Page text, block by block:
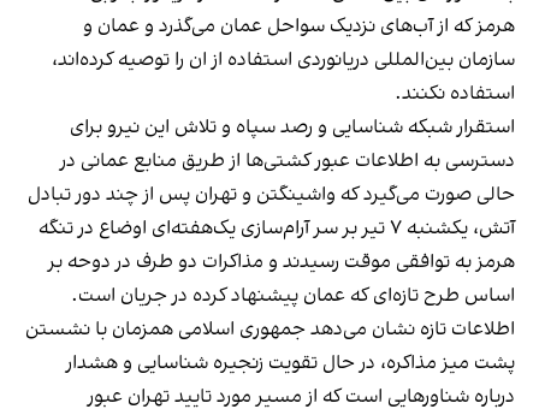
هرمز که از آب‌های نزدیک سواحل عمان می‌گذرد و عمان و
سازمان بین‌المللی دریانوردی استفاده از ان را توصیه کرده‌اند،
استفاده نکنند.
استقرار شبکه شناسایی و رصد سپاه و تلاش این نیرو برای
دسترسی به اطلاعات عبور کشتی‌ها از طریق منابع عمانی در
حالی صورت می‌گیرد که واشینگتن و تهران پس از چند دور تبادل
آتش، یکشنبه ۷ تیر بر سر آرام‌سازی یک‌هفته‌ای اوضاع در تنگه
هرمز به توافقی موقت رسیدند و مذاکرات دو طرف در دوحه بر
اساس طرح تازه‌ای که عمان پیشنهاد کرده در جریان است.
اطلاعات تازه نشان می‌دهد جمهوری اسلامی همزمان با نشستن
پشت میز مذاکره، در حال تقویت زنجیره شناسایی و هشدار
درباره شناورهایی است که از مسیر مورد تایید تهران عبور